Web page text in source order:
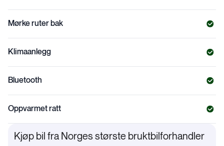
Mørke ruter bak
Klimaanlegg
Bluetooth
Oppvarmet ratt
Kjøp bil fra Norges største bruktbilforhandler